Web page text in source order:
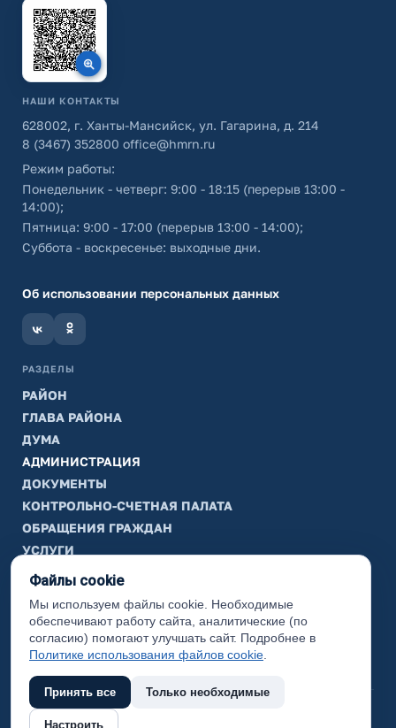
НАШИ КОНТАКТЫ
628002, г. Ханты-Мансийск, ул. Гагарина, д. 214
8 (3467) 352800 office@hmrn.ru
Режим работы:
Понедельник - четверг: 9:00 - 18:15 (перерыв 13:00 -
14:00);
Пятница: 9:00 - 17:00 (перерыв 13:00 - 14:00);
Суббота - воскресенье: выходные дни.
Об использовании персональных данных
РАЗДЕЛЫ
РАЙОН
ГЛАВА РАЙОНА
ДУМА
АДМИНИСТРАЦИЯ
ДОКУМЕНТЫ
КОНТРОЛЬНО-СЧЕТНАЯ ПАЛАТА
ОБРАЩЕНИЯ ГРАЖДАН
УСЛУГИ
ТИК
ИНФОРМАЦИЯ
Законодательная карта
Карта сайта
(с) 2017 Ханты-Мансийский район, официальный сайт
Файлы cookie
Мы используем файлы cookie. Необходимые
обеспечивают работу сайта, аналитические (по
согласию) помогают улучшать сайт. Подробнее в
Политике использования файлов cookie
Принять все Только необходимые
Настроить